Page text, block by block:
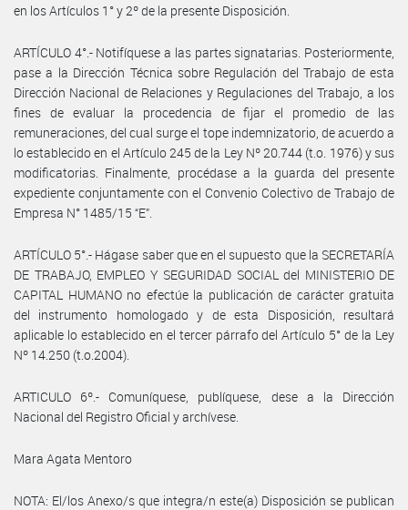
en los Artículos 1° y 2º de la presente Disposición.
ARTÍCULO 4°.- Notifíquese a las partes signatarias. Posteriormente,
pase a la Dirección Técnica sobre Regulación del Trabajo de esta
Dirección Nacional de Relaciones y Regulaciones del Trabajo, a los
fines de evaluar la procedencia de fijar el promedio de las
remuneraciones, del cual surge el tope indemnizatorio, de acuerdo a
lo establecido en el Artículo 245 de la Ley Nº 20.744 (t.o. 1976) y sus
modificatorias. Finalmente, procédase a la guarda del presente
expediente conjuntamente con el Convenio Colectivo de Trabajo de
Empresa N° 1485/15 “E”.
ARTÍCULO 5°.- Hágase saber que en el supuesto que la SECRETARÍA
DE TRABAJO, EMPLEO Y SEGURIDAD SOCIAL del MINISTERIO DE
CAPITAL HUMANO no efectúe la publicación de carácter gratuita
del instrumento homologado y de esta Disposición, resultará
aplicable lo establecido en el tercer párrafo del Artículo 5° de la Ley
Nº 14.250 (t.o.2004).
ARTICULO 6º.- Comuníquese, publíquese, dese a la Dirección
Nacional del Registro Oficial y archívese.
Mara Agata Mentoro
NOTA: El/los Anexo/s que integra/n este(a) Disposición se publican